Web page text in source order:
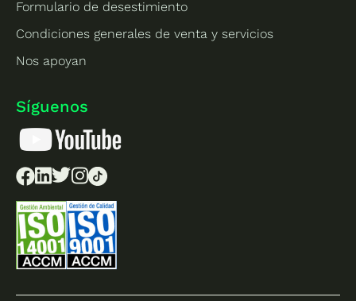
Formulario de desestimiento
Condiciones generales de venta y servicios
Nos apoyan
Síguenos